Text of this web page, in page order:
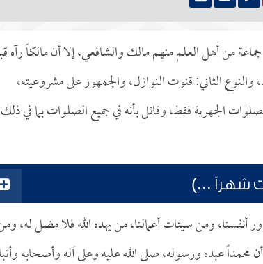
من أهل العلم منهم مالك والشافعي، إلا أن مالكاً رآه
الثاني: قنوت النوازل، والجمهور على مشروعيته،
الجهرية فقط، وقائل بأنه في جميع الصلوات بما في ذلك
شهراً ...)
أنفسنا، ومن سيئات أعمالنا، من يهده الله فلا مضل له،
عبده ورسوله، صلى الله عليه وعلى آله وأصحابه